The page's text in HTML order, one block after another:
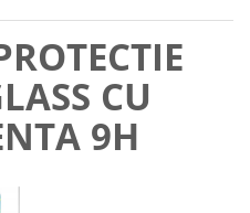
CU
9H